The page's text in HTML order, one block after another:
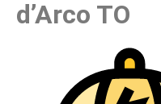
d’Arco TO